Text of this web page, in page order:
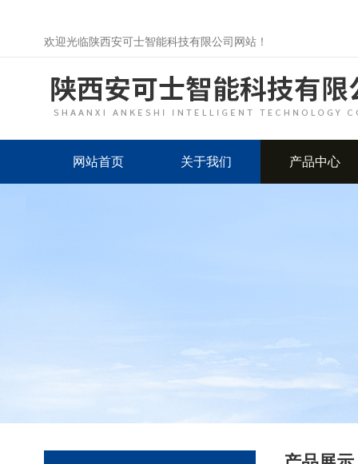
欢迎光临陕西安可士智能科技有限公司网站！
网站首页 关于我们 产品中心